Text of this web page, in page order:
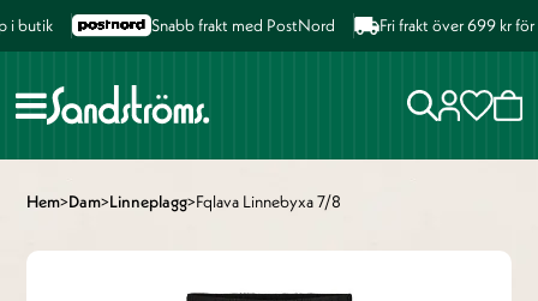
butik Snabb frakt med PostNord Fri frakt över 699 kr för
Hem>Dam>Linneplagg>Fqlava Linnebyxa 7/8